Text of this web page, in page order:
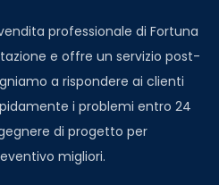
professionale di Fortuna
e offre un servizio post-
a rispondere ai clienti
i problemi entro 24
di progetto per
migliori.